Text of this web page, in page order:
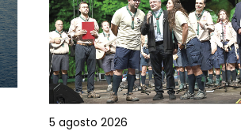
5 agosto 2026